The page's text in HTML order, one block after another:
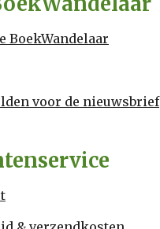
BoekWandelaar
voor de nieuwsbrief